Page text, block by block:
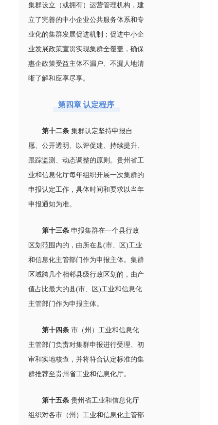
集群设立（或拥有）运营管理机构，建
立了完善的中小企业公共服务体系和专
业化的集群发展促进机制；促进中小企
业发展政策宣贯实现集群全覆盖，确保
惠企政策受益主体不漏户、不漏人地清
晰了解和应享尽享。
第四章 认定程序
第十二条集群认定坚持申报自
愿、公开透明、以评促建、持续提升、
跟踪监测、动态调整的原则。贵州省工
业和信息化厅每年组织开展一次集群的
申报认定工作，具体时间和要求以当年
申报通知为准。
第十三条申报集群在一个县行政
区划范围内的，由所在县(市、区)工业
和信息化主管部门作为申报主体。集群
区域跨几个相邻县级行政区划的，由产
值占比最大的县(市、区)工业和信息化
主管部门作为申报主体。
第十四条市（州）工业和信息化
主管部门负责对集群申报进行受理、初
审和实地核查，并将符合认定标准的集
群推荐至贵州省工业和信息化厅。
第十五条贵州省工业和信息化厅
组织对各市（州）工业和信息化主管部